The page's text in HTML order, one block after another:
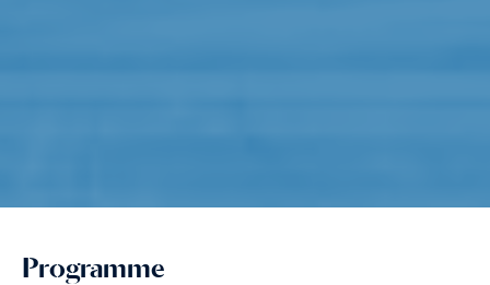
Programme